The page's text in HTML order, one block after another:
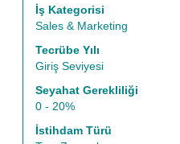
İş Kategorisi
Sales & Marketing
Tecrübe Yılı
Giriş Seviyesi
Seyahat Gerekliliği
0 - 20%
İstihdam Türü
seçin.